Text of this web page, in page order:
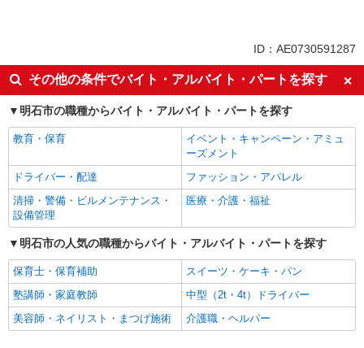
入社日応相談
未経験歓迎
経験者・有資格者歓迎
新卒・第二新卒歓迎
女性活躍中
主婦・主夫歓迎
フリーター歓迎
学歴不問
ブランクOK
ミドル（40代～）活躍中
エルダー（50代～）活躍中
シニア（60代～）活躍中
高収入・高額
昇給あり
完全週休2日制
フルタイム歓迎
禁煙・分煙
駅直結・駅チカ
車通勤OK
バイク通勤OK
自転車通勤OK
残業少なめ（月20h未満）
交通費支給
ID：AE0730591287
その他の条件でバイト・アルバイト・パートを探す
明石市の職種からバイト・アルバイト・パートを探す
教育・保育
イベント・キャンペーン・アミュ
ーズメント
ドライバー・配達
ファッション・アパレル
清掃・警備・ビルメンテナンス・
設備管理
医療・介護・福祉
明石市の人気の職種からバイト・アルバイト・パートを探す
保育士・保育補助
スイーツ・ケーキ・パン
塾講師・家庭教師
中型（2t・4t）ドライバー
美容師・ネイリスト・まつげ施術
介護職・ヘルパー